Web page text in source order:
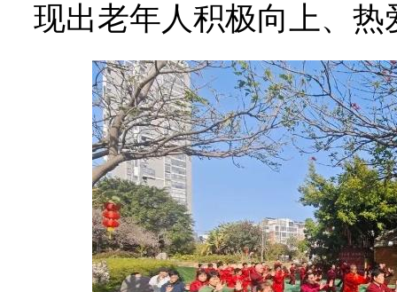
现出老年人积极向上、